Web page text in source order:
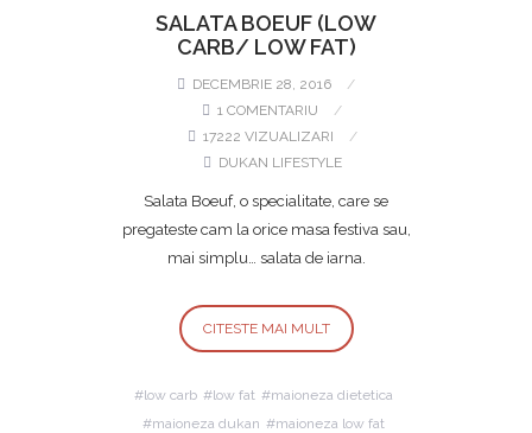
SALATA BOEUF (LOW
CARB/ LOW FAT)
DECEMBRIE 28, 2016
1 COMENTARIU
17222 VIZUALIZARI
DUKAN LIFESTYLE
Salata Boeuf, o specialitate, care se
pregateste cam la orice masa festiva sau,
mai simplu… salata de iarna.
CITESTE MAI MULT
low carb low fat
maioneza dietetica
maioneza dukan
maioneza low fat